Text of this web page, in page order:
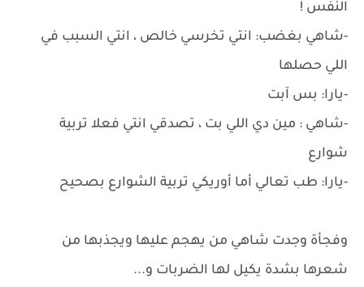
النفس !
-شاهي بغضب: انتي تخرسي خالص ، انتي السبب في
اللي حصلها
-يارا: بس آبت
-شاهي : مين دي اللي بت ، تصدقي انتي فعلا تربية
شوارع
-يارا: طب تعالي أما أوريكي تربية الشوارع بصحيح
وفجأة وجدت شاهي من يهجم عليها ويجذبها من
شعرها بشدة يكيل لها الضربات و...